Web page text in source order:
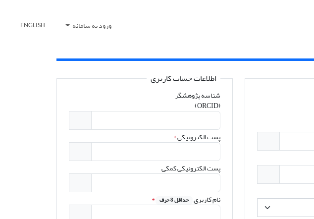
ورود به سامانه ENGLISH
اطلاعات حساب کاربری
شناسه پژوهشگر
(ORCID)
پست الکترونیکی*
پست الکترونیکی کمکی
نام کاربری حداقل 8 حرف *